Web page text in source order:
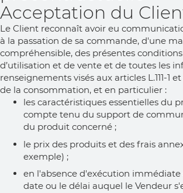
Acceptation du
Le Client reconnaît avoir eu
à la passation de sa commande, d'une
compréhensible, des présentes
d’utilisation et de vente et de toutes les
renseignements visés aux articles L.111-1
de la consommation, et en particulier :
les caractéristiques essentielles du
compte tenu du support de
du produit concerné ;
le prix des produits et des frais
exemple) ;
en l'absence d'exécution immédiate
date ou le délai auquel le Vendeur